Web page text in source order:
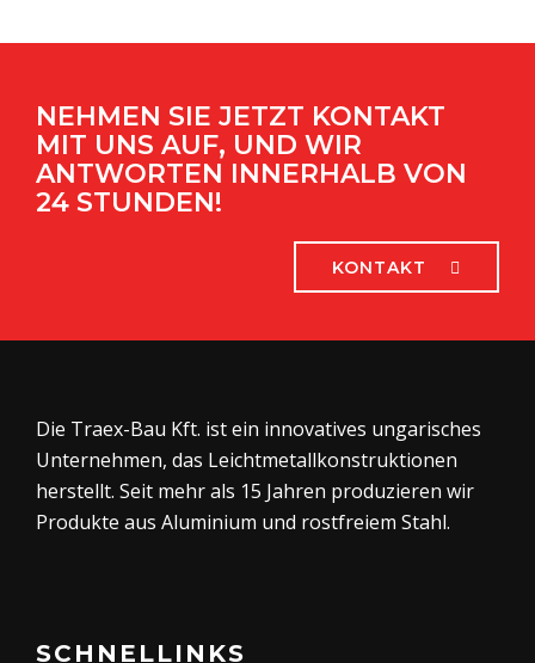
NEHMEN SIE JETZT KONTAKT
MIT UNS AUF, UND WIR
ANTWORTEN INNERHALB VON
24 STUNDEN!
KONTAKT
Die Traex-Bau Kft. ist ein innovatives ungarisches
Unternehmen, das Leichtmetallkonstruktionen
herstellt. Seit mehr als 15 Jahren produzieren wir
Produkte aus Aluminium und rostfreiem Stahl.
SCHNELLINKS